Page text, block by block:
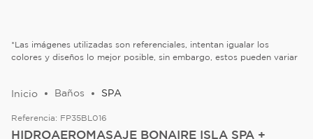
*Las imágenes utilizadas son referenciales, intentan igualar los
colores y diseños lo mejor posible, sin embargo, estos pueden variar
Baños SPA
Referencia: FP35BL016
HIDROAEROMASAJE BONAIRE ISLA SPA +